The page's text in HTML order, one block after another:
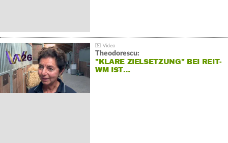
Theodorescu:
"KLARE ZIELSETZUNG" BEI REIT-
WM IST…